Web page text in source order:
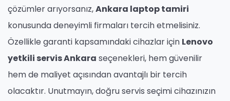
çözümler arıyorsanız,Ankara laptop tamiri
konusunda deneyimli firmaları tercih etmelisiniz.
Özellikle garanti kapsamındaki cihazlar için Lenovo
yetkili servis Ankara seçenekleri, hem güvenilir
hem de maliyet açısından avantajlı bir tercih
olacaktır. Unutmayın, doğru servis seçimi cihazınızın